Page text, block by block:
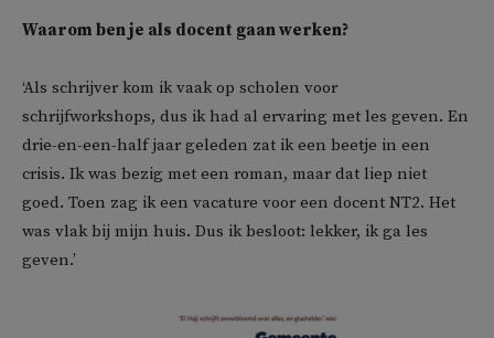
Waarom ben je als docent gaan werken?
‘Als schrijver kom ik vaak op scholen voor
schrijfworkshops, dus ik had al ervaring met les geven. En
drie-en-een-half jaar geleden zat ik een beetje in een
crisis. Ik was bezig met een roman, maar dat liep niet
goed. Toen zag ik een vacature voor een docent NT2. Het
was vlak bij mijn huis. Dus ik besloot: lekker, ik ga les
geven.’